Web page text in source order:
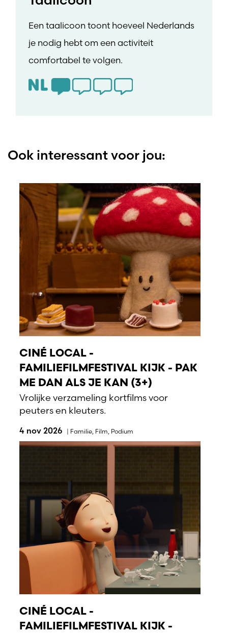
Een taalicoon toont hoeveel Nederlands
je nodig hebt om een activiteit
comfortabel te volgen.
Ook interessant voor jou:
CINÉ LOCAL -
FAMILIEFILMFESTIVAL KIJK - PAK
ME DAN ALS JE KAN (3+)
Vrolijke verzameling kortfilms voor
peuters en kleuters.
4 nov 2026 | Familie Film Podium
CINÉ LOCAL -
FAMILIEFILMFESTIVAL KIJK -